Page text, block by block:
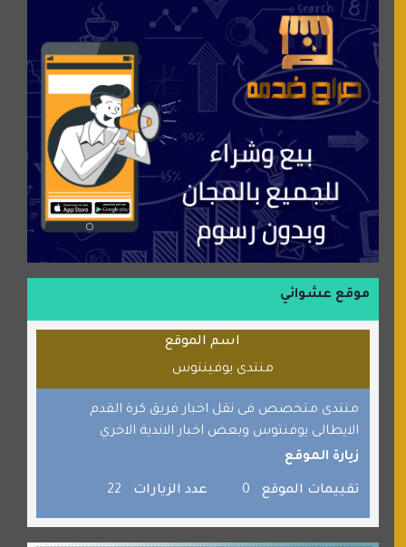
موقع سيارات عربية
عالم كوكي
سورة قران
شركة إعمار الرياض للخدمات المنزلية
شبكة رأيي
موسوعة نور الرحمن
منتدى جيوش الهكرز
بلو باص
موقع حراج خدمة
الطبي
قراننا
برامج كمبيوتر
جائزة دبي الدولية للقران الكريم
صفنة دوت كوم
الألسن لخدمات الترجمة المعتمدة
موقع عشوائي
اسم الموقع
منتدى يوفينتوس
منتدى متخصص فى نقل اخبار فريق كرة القدم
الايطالى يوفنتوس وبعض اخبار الاندية الاخري
زيارة الموقع
تقييمات الموقع 0 عدد الزيارات 22